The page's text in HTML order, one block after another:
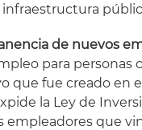
de nuevos
para personas
que fue creado en
la Ley de
empleadores que